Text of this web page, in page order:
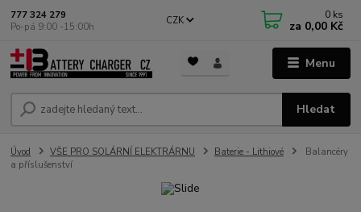
Menu
CZK
Hledat
777 324 279
Po-pá 9:00 -15:00h
0 ks
za 0,00 Kč
Úvod VŠE PRO SOLÁRNÍ ELEKTRÁRNU Baterie - Lithiové
Balancéry
a příslušenství